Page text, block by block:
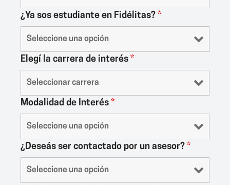
¿Ya sos estudiante en Fidélitas? *
Elegí la carrera de interés *
Modalidad de Interés *
¿Deseás ser contactado por un asesor? *